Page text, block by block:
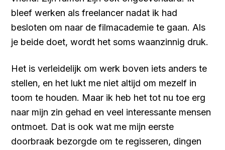
bleef werken als freelancer nadat ik had
besloten om naar de filmacademie te gaan. Als
je beide doet, wordt het soms waanzinnig druk.
Het is verleidelijk om werk boven iets anders te
stellen, en het lukt me niet altijd om mezelf in
toom te houden. Maar ik heb het tot nu toe erg
naar mijn zin gehad en veel interessante mensen
ontmoet. Dat is ook wat me mijn eerste
doorbraak bezorgde om te regisseren, dingen